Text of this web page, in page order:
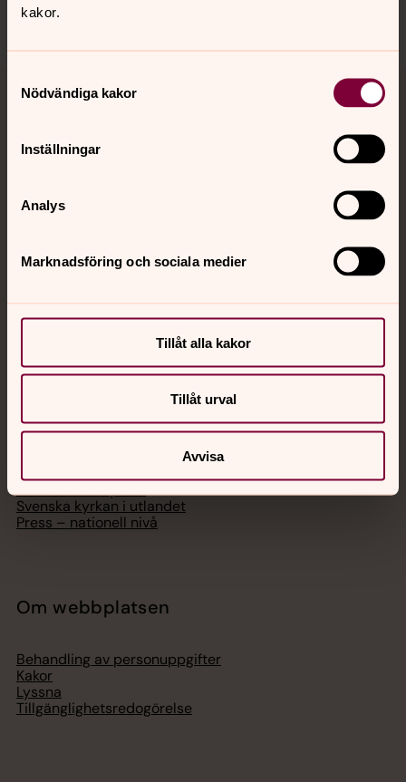
kakor.
Nödvändiga kakor
Inställningar
Analys
Marknadsföring och sociala medier
Tillåt alla kakor
Tillåt urval
Avvisa
Akut samtals- och krisstöd. Prata eller chatta anonymt
Telefon 112
Bli medlem
Organisation
Act Svenska kyrkan
Svenska kyrkan i utlandet
Press – nationell nivå
Om webbplatsen
Behandling av personuppgifter
Kakor
Lyssna
Tillgänglighetsredogörelse